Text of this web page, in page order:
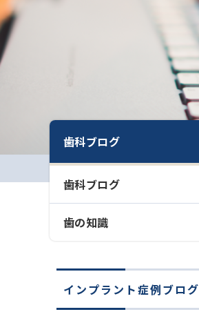
歯科ブログ
歯科ブログ
歯の知識
インプラント症例ブログ